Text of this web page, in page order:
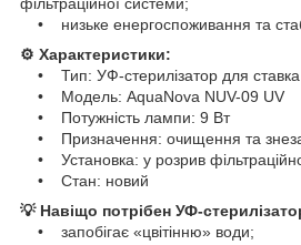
• низьке енергоспоживання та
⚙️ Характеристики:
• Тип: УФ-стерилізатор для ставка
• Модель: AquaNova NUV-09 UV
• Потужність лампи: 9 Вт
• Призначення: очищення та
• Установка: у розрив
• Стан: новий
💡 Навіщо потрібен УФ-
• запобігає «цвітінню» води;